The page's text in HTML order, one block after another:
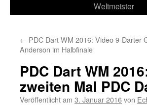
Weltmeister
← PDC Dart WM 2016: Video 9-Darter
Anderson im Halbfinale
PDC Dart WM
zweiten Mal PDC
Veröffentlicht am 3. Januar 2016von